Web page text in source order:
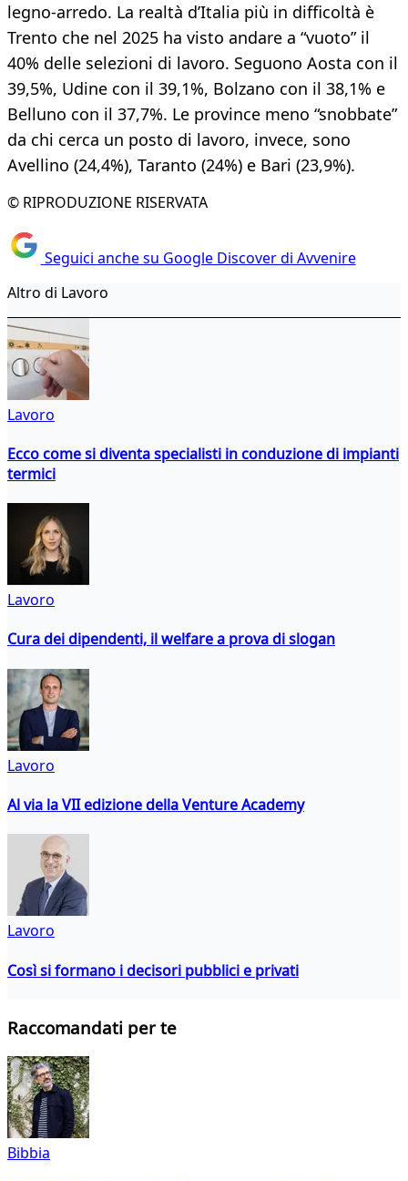
legno-arredo. La realtà d’Italia più in difficoltà è
Trento che nel 2025 ha visto andare a “vuoto” il
40% delle selezioni di lavoro. Seguono Aosta con il
39,5%, Udine con il 39,1%, Bolzano con il 38,1% e
Belluno con il 37,7%. Le province meno “snobbate”
da chi cerca un posto di lavoro, invece, sono
Avellino (24,4%), Taranto (24%) e Bari (23,9%).
© RIPRODUZIONE RISERVATA
Seguici anche su Google Discover di Avvenire
Altro di Lavoro
Lavoro
Ecco come si diventa specialisti in conduzione di impianti
termici
Lavoro
Cura dei dipendenti, il welfare a prova di slogan
Lavoro
Al via la VII edizione della Venture Academy
Lavoro
Così si formano i decisori pubblici e privati
Raccomandati per te
Bibbia